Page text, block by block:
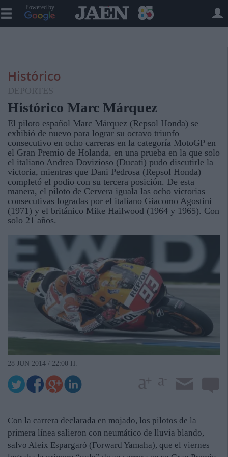
Powered by
Histórico
DEPORTES
Histórico Marc Márquez
El piloto español Marc Márquez (Repsol Honda) se
exhibió de nuevo para lograr su octavo triunfo
consecutivo en ocho carreras en la categoría MotoGP en
el Gran Premio de Holanda, en una prueba en la que solo
el italiano Andrea Dovizioso (Ducati) pudo discutirle la
victoria, mientras que Dani Pedrosa (Repsol Honda)
completó el podio con su tercera posición. De esta
manera, el piloto de Cervera iguala las ocho victorias
consecutivas logradas por el italiano Giacomo Agostini
(1971) y el británico Mike Hailwood (1964 y 1965). Con
solo 21 años.
28 JUN 2014 / 22:00 H.
Con la carrera declarada en mojado, los pilotos de la
primera línea salieron con neumático de lluvia blando,
salvo Aleix Espargaró (Forward Yamaha), que el viernes